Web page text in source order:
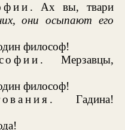
. Ах вы, твари
они осыпают его
философ!
. Мерзавцы,
философ!
. Гадина!